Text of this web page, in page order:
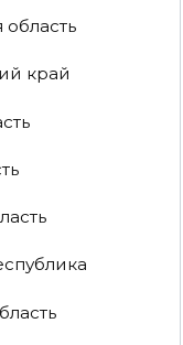
край